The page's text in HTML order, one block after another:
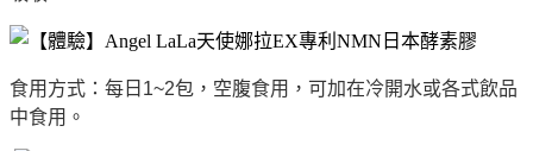
食用方式： 每日1~2包，空腹食用，可加在冷開水或各式飲品
中食用。